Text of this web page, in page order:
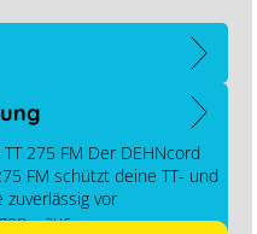
FM
275 FM Der DEHNcord
FM schützt deine TT- und
zuverlässig vor
– auc…